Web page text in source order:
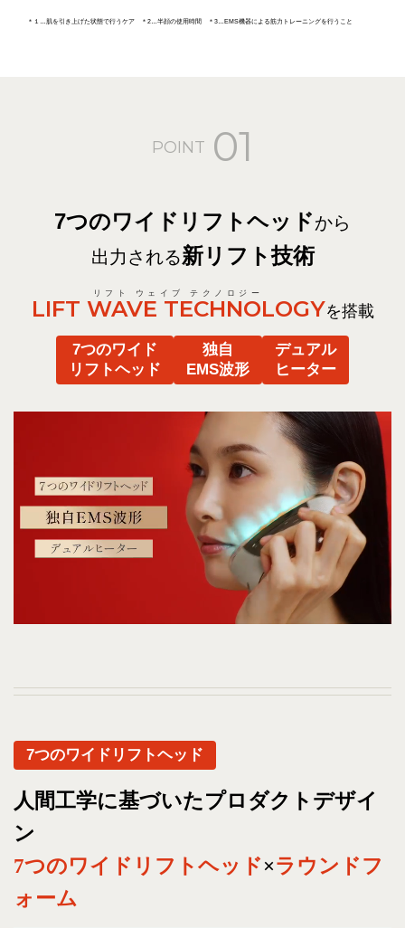
＊１…肌を引き上げた状態で行うケア ＊2…半顔の使用時間 ＊3…EMS機器による筋力トレーニングを行うこと
POINT 01
7つのワイドリフトヘッドから
出力される新リフト技術
LIFT WAVE TECHNOLOGYを搭載
7つのワイド
リフトヘッド
独自
EMS波形
デュアル
ヒーター
7つのワイドリフトヘッド
人間工学に基づいたプロダクトデザイ
ン
7つのワイドリフトヘッド ×ラウンドフ
ォーム